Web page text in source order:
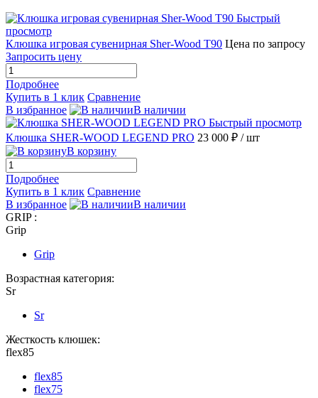
Быстрый
просмотр
Клюшка игровая сувенирная Sher-Wood T90 Цена по запросу
Запросить цену
Подробнее
Купить в 1 клик Сравнение
В избранное
В наличии
Быстрый просмотр
Клюшка SHER-WOOD LEGEND PRO 23 000 ₽ / шт
В корзину
Подробнее
Купить в 1 клик Сравнение
В избранное
В наличии
GRIP :
Grip
Grip
Возрастная категория:
Sr
Sr
Жесткость клюшек:
flex85
flex85
flex75